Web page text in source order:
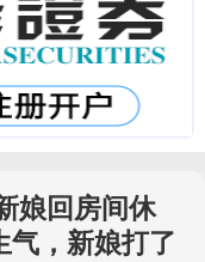
娘回房间休
，新娘打了